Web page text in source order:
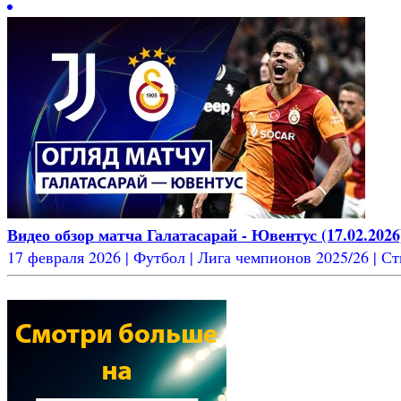
Видео обзор матча Галатасарай - Ювентус
17 февраля 2026 | Футбол | Лига чемпионов 2025/26 |